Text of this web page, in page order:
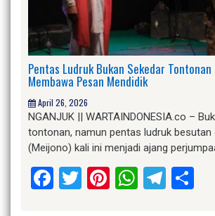
Pentas Ludruk Bukan Sekedar Tontonan
Membawa Pesan Mendidik
April 26, 2026
NGANJUK || WARTAINDONESIA.co –
tontonan, namun pentas ludruk besutan
(Meijono) kali ini menjadi ajang
Facebook
Twitter
Pinterest